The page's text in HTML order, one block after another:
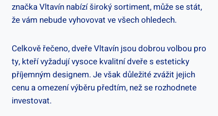
značka Vltavín nabízí široký sortiment, může se stát,
že vám nebude vyhovovat ve všech ohledech.
Celkově řečeno, dveře Vltavín jsou dobrou volbou pro
ty, kteří vyžadují vysoce kvalitní dveře s esteticky
příjemným designem. Je však důležité zvážit jejich
cenu a omezení výběru předtím, než se rozhodnete
investovat.